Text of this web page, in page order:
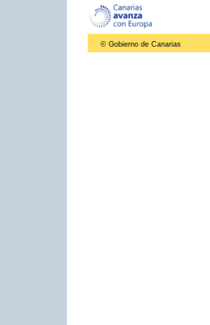
© Gobierno de Canarias